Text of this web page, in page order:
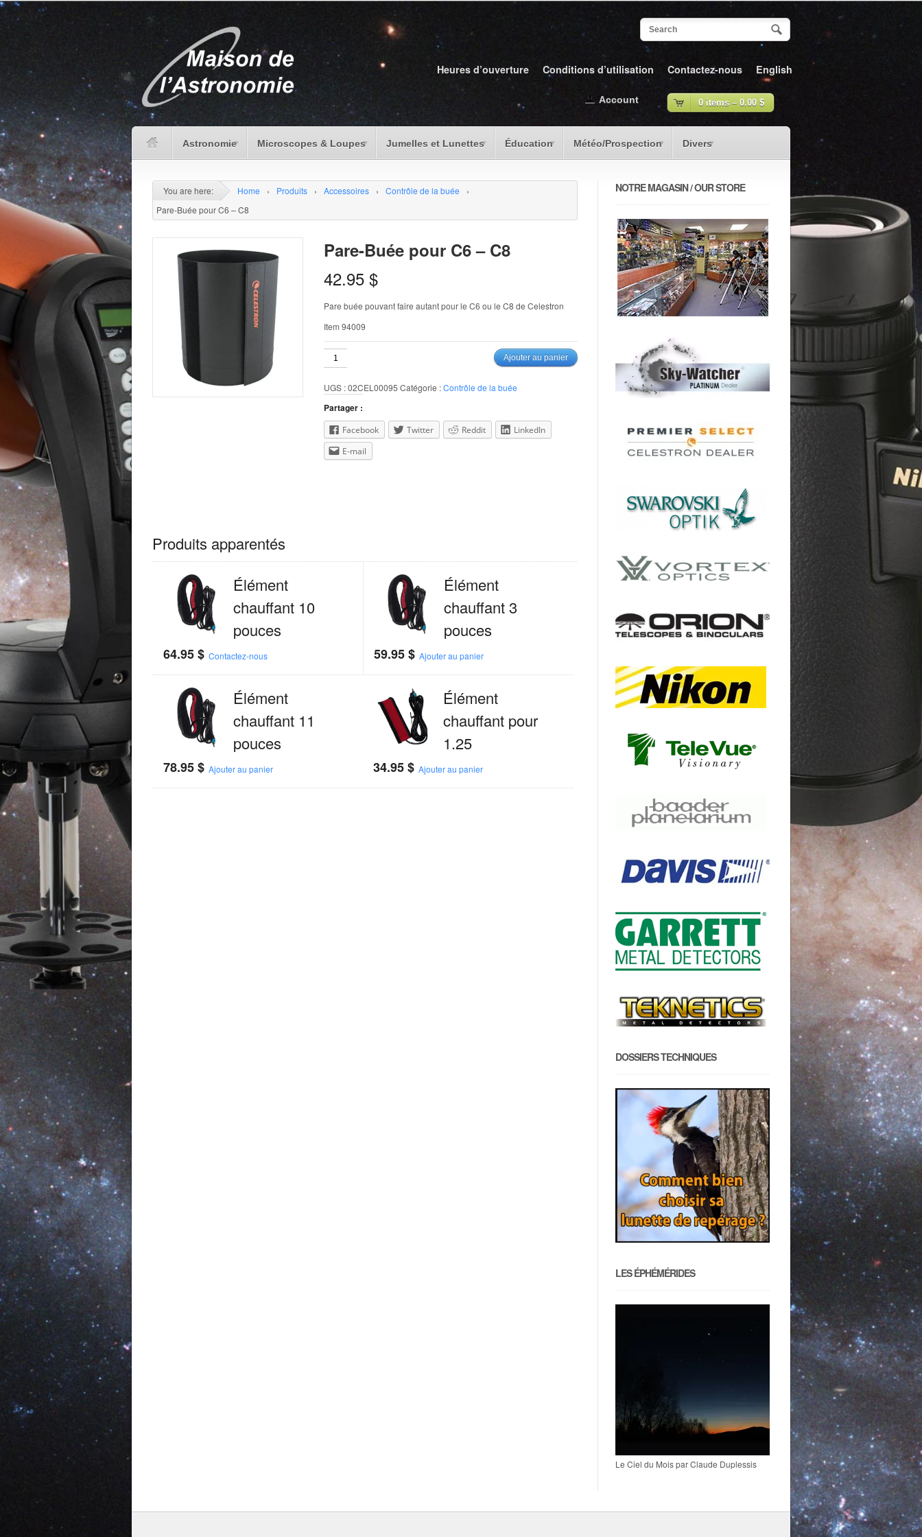
Heures d’ouverture Conditions d’utilisation Contactez-nous English
Astronomie Microscopes & Loupes Jumelles et Lunettes Éducation Météo/Prospection Divers
0 items – 0.00 $
Account
You are here: Home › Produits › Accessoires › Contrôle de la buée
›
Pare-Buée pour C6 – C8
Pare-Buée pour C6 – C8
42.95 $
Pare buée pouvant faire autant pour le C6 ou le C8 de Celestron
Item 94009
quantité
de
Buée
pour
C8
Ajouter au panier
UGS :02CEL00095 Catégorie :Contrôle de la buée
Partager :
Facebook Twitter Reddit
LinkedIn
E-mail
Produits apparentés
Élément
chauffant 10
pouces
64.95$ Contactez-nous
Élément
chauffant 3
pouces
59.95$ Ajouter au panier
Élément
chauffant 11
pouces
78.95$ Ajouter au panier
Élément
chauffant pour
1.25
34.95$ Ajouter au panier
NOTRE MAGASIN / OUR STORE
DOSSIERS TECHNIQUES
LES ÉPHÉMÉRIDES
Le Ciel du Mois par Claude Duplessis